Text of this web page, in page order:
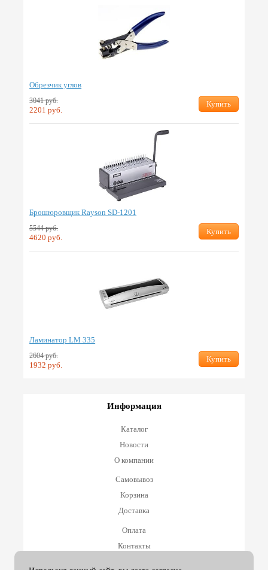
Обрезчик углов
3041 руб.
2201 руб.
Купить
Брошюровщик Rayson SD-1201
5544 руб.
4620 руб.
Купить
Ламинатор LM 335
2604 руб.
1932 руб.
Купить
Информация
Каталог
Новости
О компании
Самовывоз
Корзина
Доставка
Оплата
Контакты